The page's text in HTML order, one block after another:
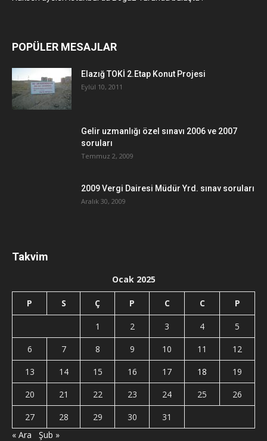
POPÜLER MESAJLAR
Elazığ TOKİ 2.Etap Konut Projesi
Eylül 10, 2011
Gelir uzmanlığı özel sınavı 2006 ve 2007
soruları
Temmuz 2, 2009
2009 Vergi Dairesi Müdür Yrd. sınav soruları
Aralık 30, 2009
Takvim
Ocak 2025
P S Ç P C C P
1 2 3 4
5
6
7 8 9 10 11
12
13
14 15 16 17 18
19
20
21 22 23 24 25
26
27
28 29 30
31
« Ara
Şub »